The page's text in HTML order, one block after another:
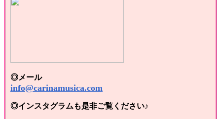
◎メール
info@carinamusica.com
◎インスタグラムも是非ご覧ください♪